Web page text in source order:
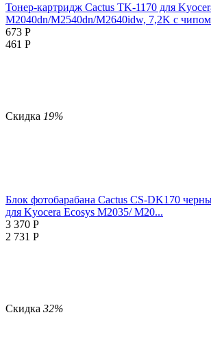
Тонер-картридж Cactus TK-1170 для
M2040dn/M2540dn/M2640idw, 7,2K с
673 Р
461 Р
Скидка 19%
Блок фотобарабана Cactus CS-DK170
для Kyocera Ecosys M2035/ M20...
3 370 Р
2 731 Р
Скидка 32%